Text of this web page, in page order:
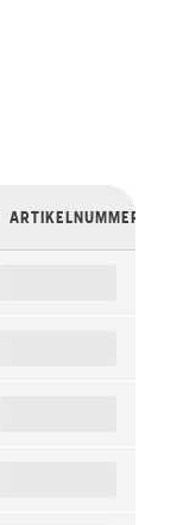
ARTIKELNUMMER